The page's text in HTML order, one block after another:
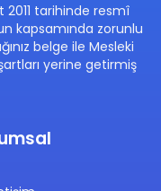
2011 tarihinde resmî
kapsamında zorunlu
belge ile Mesleki
yerine getirmiş